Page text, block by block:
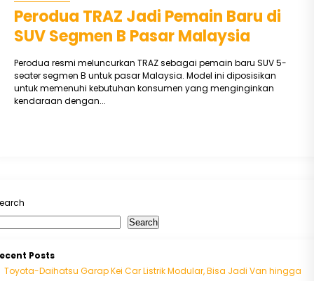
Perodua TRAZ Jadi Pemain Baru di
SUV Segmen B Pasar Malaysia
Perodua resmi meluncurkan TRAZ sebagai pemain baru SUV 5-
seater segmen B untuk pasar Malaysia. Model ini diposisikan
untuk memenuhi kebutuhan konsumen yang menginginkan
kendaraan dengan...
Search
Posts
Toyota-Daihatsu Garap Kei Car Listrik Modular, Bisa Jadi Van hingga